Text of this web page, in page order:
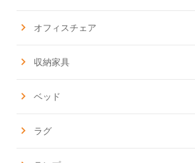
オフィスチェア
収納家具
ベッド
ラグ